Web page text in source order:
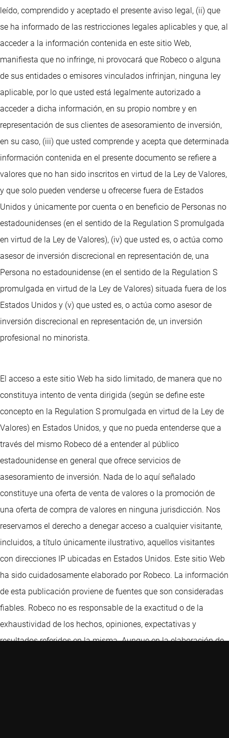
leído, comprendido y aceptado el presente aviso legal, (ii) que
se ha informado de las restricciones legales aplicables y que, al
acceder a la información contenida en este sitio Web,
manifiesta que no infringe, ni provocará que Robeco o alguna
de sus entidades o emisores vinculados infrinjan, ninguna ley
aplicable, por lo que usted está legalmente autorizado a
acceder a dicha información, en su propio nombre y en
representación de sus clientes de asesoramiento de inversión,
en su caso, (iii) que usted comprende y acepta que determinada
información contenida en el presente documento se refiere a
valores que no han sido inscritos en virtud de la Ley de Valores,
y que solo pueden venderse u ofrecerse fuera de Estados
Unidos y únicamente por cuenta o en beneficio de Personas no
estadounidenses (en el sentido de la Regulation S promulgada
en virtud de la Ley de Valores), (iv) que usted es, o actúa como
asesor de inversión discrecional en representación de, una
Persona no estadounidense (en el sentido de la Regulation S
promulgada en virtud de la Ley de Valores) situada fuera de los
Estados Unidos y (v) que usted es, o actúa como asesor de
inversión discrecional en representación de, un inversión
profesional no minorista.
El acceso a este sitio Web ha sido limitado, de manera que no
constituya intento de venta dirigida (según se define este
concepto en la Regulation S promulgada en virtud de la Ley de
Valores) en Estados Unidos, y que no pueda entenderse que a
través del mismo Robeco dé a entender al público
estadounidense en general que ofrece servicios de
asesoramiento de inversión. Nada de lo aquí señalado
constituye una oferta de venta de valores o la promoción de
una oferta de compra de valores en ninguna jurisdicción. Nos
reservamos el derecho a denegar acceso a cualquier visitante,
incluidos, a título únicamente ilustrativo, aquellos visitantes
con direcciones IP ubicadas en Estados Unidos. Este sitio Web
ha sido cuidadosamente elaborado por Robeco. La información
de esta publicación proviene de fuentes que son consideradas
fiables. Robeco no es responsable de la exactitud o de la
exhaustividad de los hechos, opiniones, expectativas y
resultados referidos en la misma. Aunque en la elaboración de